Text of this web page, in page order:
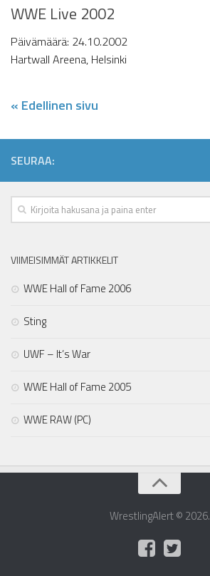
WWE Live 2002
Päivämäärä: 24.10.2002
Hartwall Areena, Helsinki
« Edellinen sivu
SEURAA:
VIIMEISIMMÄT ARTIKKELIT
WWE Hall of Fame 2006
Sting
UWF – It’s War
WWE Hall of Fame 2005
WWE RAW (PC)
WrestlingAlert © 2026.